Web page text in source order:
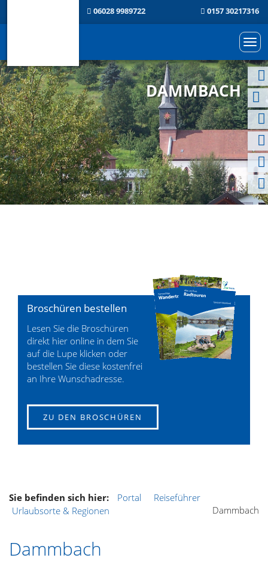
06028 9989722 0157 30217316
DAMMBACH
Broschüren bestellen
Lesen Sie die Broschüren
direkt hier online in dem Sie
auf die Lupe klicken oder
bestellen Sie diese kostenfrei
an Ihre Wunschadresse.
ZU DEN BROSCHÜREN
Sie befinden sich hier: Portal
Reiseführer
Urlaubsorte & Regionen
Dammbach
Dammbach